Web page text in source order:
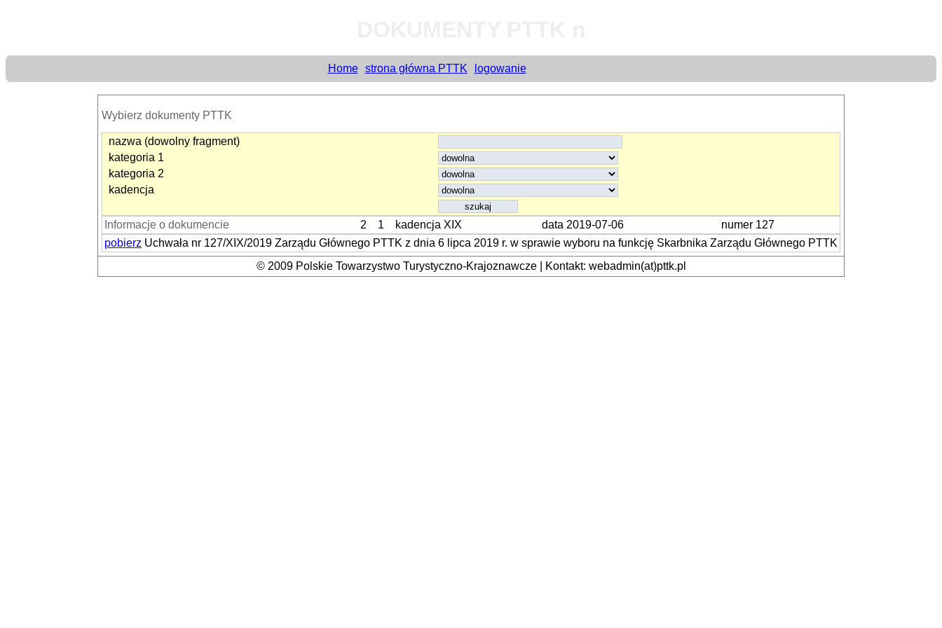
Home strona główna PTTK logowanie
Wybierz dokumenty PTTK
nazwa (dowolny fragment)
kategoria 1
kategoria 2
kadencja
Informacje o dokumencie 2 1 kadencja XIX data 2019-07-06
numer 127
pobierz Uchwała nr 127/XIX/2019 Zarządu Głównego PTTK z dnia 6 lipca 2019 r. w sprawie wyboru na funkcję Skarbnika Zarządu Głównego PTTK
© 2009 Polskie Towarzystwo Turystyczno-Krajoznawcze | Kontakt: webadmin(at)pttk.pl